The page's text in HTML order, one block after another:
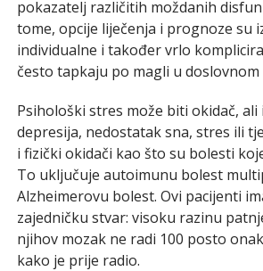
pokazatelj različitih moždanih
tome, opcije liječenja i prognoze su
individualne i također vrlo
često tapkaju po magli u doslovnom
Psihološki stres može biti okidač,
depresija, nedostatak sna, stres ili
i fizički okidači kao što su bolesti
To uključuje autoimunu bolest
Alzheimerovu bolest. Ovi pacijenti
zajedničku stvar: visoku razinu
njihov mozak ne radi 100 posto
kako je prije radio.